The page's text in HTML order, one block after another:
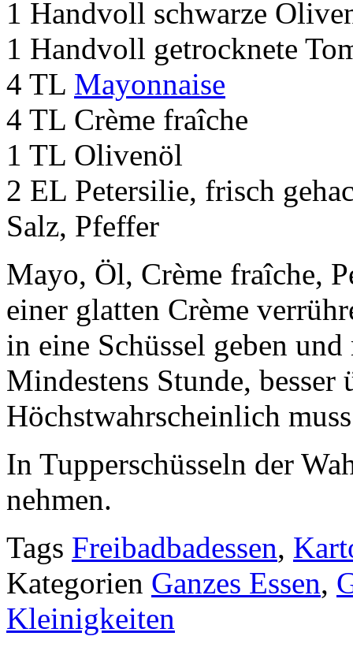
1 Handvoll schwarze
1 Handvoll getrocknete
4 TL Mayonnaise
4 TL Crème fraîche
1 TL Olivenöl
2 EL Petersilie, frisch
Salz, Pfeffer
Mayo, Öl, Crème fraîche,
einer glatten Crème
in eine Schüssel geben
Mindestens Stunde, besser
Höchstwahrscheinlich
In Tupperschüsseln der
nehmen.
Tags Freibadbadessen,
Kategorien Ganzes Essen,
Kleinigkeiten